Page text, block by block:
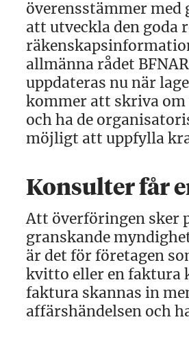
överensstämmer
att utveckla den goda
allmänna rådet
uppdateras nu när
kommer att skriva
och ha de
möjligt att uppfylla
Konsulter får
Att överföringen sker
granskande
är det för företagen
kvitto eller en faktura
faktura skannas in
affärshändelsen och